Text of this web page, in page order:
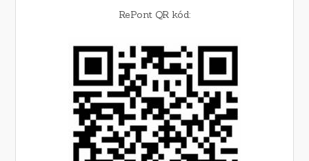
RePont QR kód: